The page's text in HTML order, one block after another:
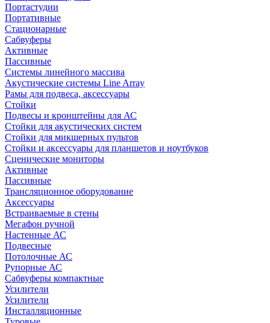
Портастудии
Портативные
Стационарные
Сабвуферы
Активные
Пассивные
Системы линейного массива
Акустические системы Line Array
Рамы для подвеса, аксессуары
Стойки
Подвесы и кронштейны для АС
Стойки для акустических систем
Стойки для микшерных пультов
Стойки и аксессуары для планшетов и ноутбуков
Сценические мониторы
Активные
Пассивные
Трансляционное оборудование
Аксессуары
Встраиваемые в стены
Мегафон ручной
Настенные АС
Подвесные
Потолочные АС
Рупорные АС
Сабвуферы компактные
Усилители
Усилители
Инсталляционные